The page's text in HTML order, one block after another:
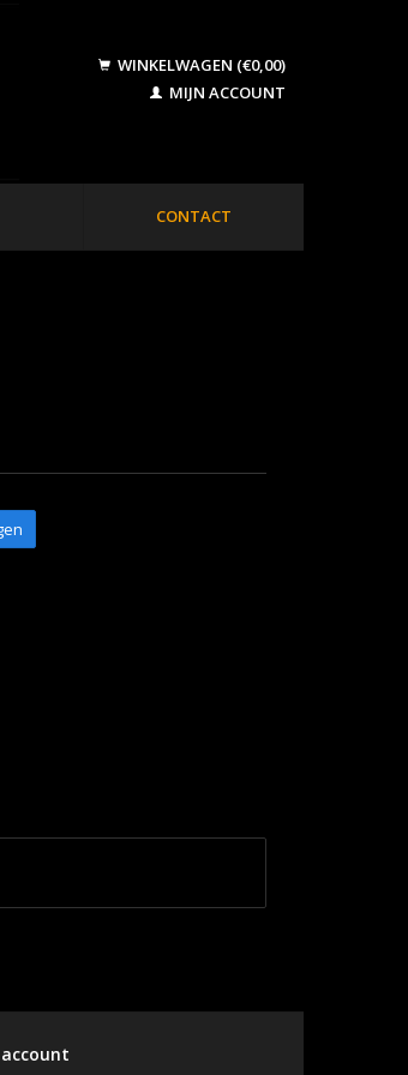
WINKELWAGEN (€0,00)
MIJN ACCOUNT
CONTACT